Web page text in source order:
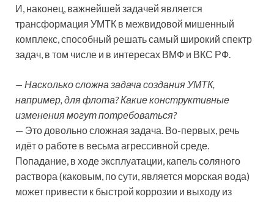
И, наконец, важнейшей задачей является
трансформация УМТК в межвидовой мишенный
комплекс, способный решать самый широкий спектр
задач, в том числе и в интересах ВМФ и ВКС РФ.
— Насколько сложна задача создания УМТК,
например, для флота? Какие конструктивные
изменения могут потребоваться?
— Это довольно сложная задача. Во-первых, речь
идёт о работе в весьма агрессивной среде.
Попадание, в ходе эксплуатации, капель соляного
раствора (каковым, по сути, является морская вода)
может привести к быстрой коррозии и выходу из